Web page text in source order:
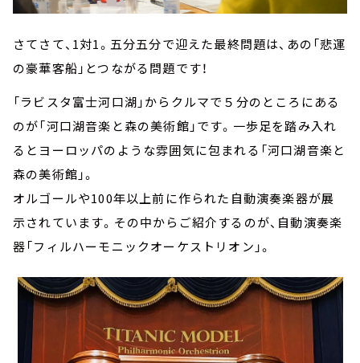
さてさて、1対1。五分五分で迎えた最終問題は、あの「悲運
の豪華客船」とつながる問題です！
「ラビスタ富士河口湖」からクルマで５分のところにある
のが「河口湖音楽と森の美術館」です。一歩足を踏み入れ
るとヨーロッパのような雰囲気に包まれる「河口湖音楽と
森の美術館」。
オルゴールや100年以上前に作られた自動演奏楽器が展
示されています。その中からご紹介するのが、自動演奏楽
器「フィルハーモニックオーケストリオン」。